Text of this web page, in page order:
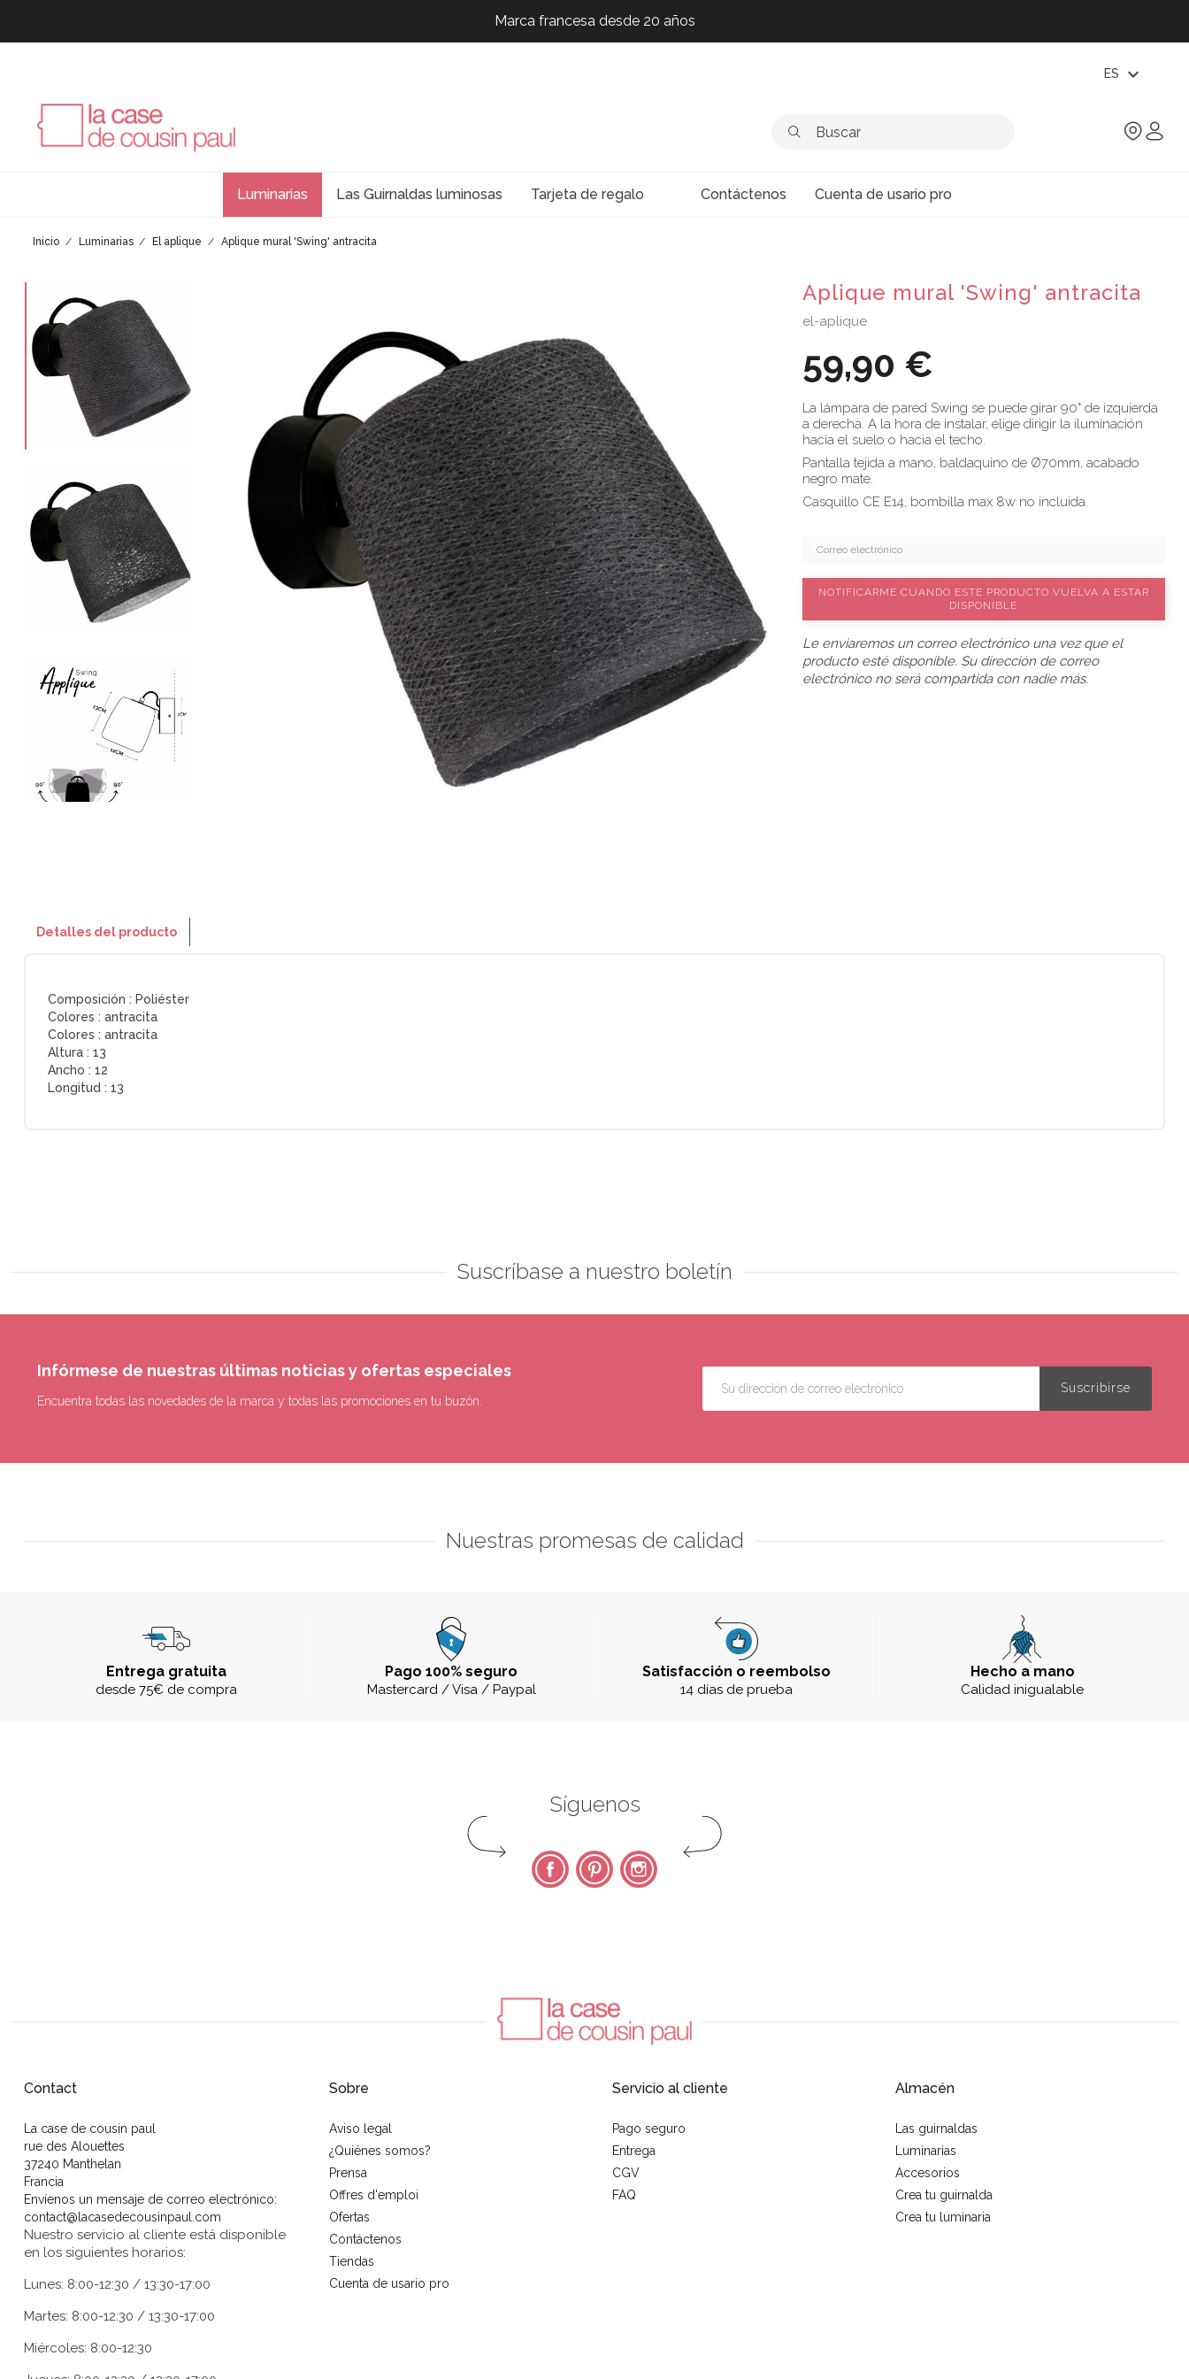
Marca francesa desde 20 años
Marca francesa desde 20 años
ES expand_more
Luminarias Las Guirnaldas luminosas Tarjeta de regalo Contáctenos Cuenta de usario pro
Inicio Luminarias El aplique Aplique mural 'Swing' antracita
Aplique mural 'Swing' antracita
el-aplique
59,90 €
La lámpara de pared Swing se puede girar 90° de izquierda
a derecha. A la hora de instalar, elige dirigir la iluminación
hacia el suelo o hacia el techo.
Pantalla tejida a mano, baldaquino de Ø70mm, acabado
negro mate.
Casquillo CE E14, bombilla max 8w no incluida.
NOTIFICARME CUANDO ESTE PRODUCTO VUELVA A ESTAR
DISPONIBLE
Le enviaremos un correo electrónico una vez que el
producto esté disponible. Su dirección de correo
electrónico no será compartida con nadie más.
Detalles del producto
Composición : Poliéster
Colores : antracita
Colores : antracita
Altura : 13
Ancho : 12
Longitud : 13
Suscríbase a nuestro boletín
Infórmese de nuestras últimas noticias y ofertas especiales
Encuentra todas las novedades de la marca y todas las promociones en tu buzón.
Nuestras promesas de calidad
Entrega gratuita
desde 75€ de compra
Pago 100% seguro
Mastercard / Visa / Paypal
Satisfacción o reembolso
14 días de prueba
Hecho a mano
Calidad inigualable
Síguenos
FacebookPinterest Instagram
Contact
La case de cousin paul
rue des Alouettes
37240 Manthelan
Francia
Envíenos un mensaje de correo electrónico:
contact@lacasedecousinpaul.com
Nuestro servicio al cliente está disponible
en los siguientes horarios:
Lunes: 8:00-12:30 / 13:30-17:00
Martes: 8:00-12:30 / 13:30-17:00
Miércoles: 8:00-12:30
Sobre
Aviso legal
¿Quiénes somos?
Prensa
Offres d'emploi
Ofertas
Contáctenos
Tiendas
Cuenta de usario pro
Servicio al cliente
Pago seguro
Entrega
CGV
FAQ
Almacén
Las guirnaldas
Luminarias
Accesorios
Crea tu guirnalda
Crea tu luminaria